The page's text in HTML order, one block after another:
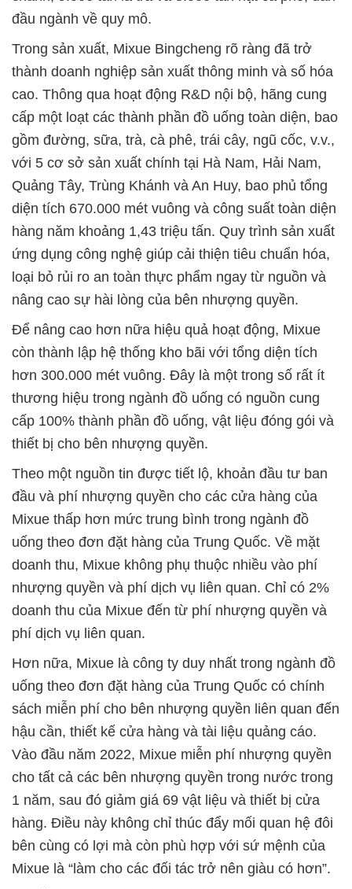
đầu ngành về quy mô.
Trong sản xuất, Mixue Bingcheng rõ ràng đã trở
thành doanh nghiệp sản xuất thông minh và số hóa
cao. Thông qua hoạt động R&D nội bộ, hãng cung
cấp một loạt các thành phần đồ uống toàn diện, bao
gồm đường, sữa, trà, cà phê, trái cây, ngũ cốc, v.v.,
với 5 cơ sở sản xuất chính tại Hà Nam, Hải Nam,
Quảng Tây, Trùng Khánh và An Huy, bao phủ tổng
diện tích 670.000 mét vuông và công suất toàn diện
hàng năm khoảng 1,43 triệu tấn. Quy trình sản xuất
ứng dụng công nghệ giúp cải thiện tiêu chuẩn hóa,
loại bỏ rủi ro an toàn thực phẩm ngay từ nguồn và
nâng cao sự hài lòng của bên nhượng quyền.
Để nâng cao hơn nữa hiệu quả hoạt động, Mixue
còn thành lập hệ thống kho bãi với tổng diện tích
hơn 300.000 mét vuông. Đây là một trong số rất ít
thương hiệu trong ngành đồ uống có nguồn cung
cấp 100% thành phần đồ uống, vật liệu đóng gói và
thiết bị cho bên nhượng quyền.
Theo một nguồn tin được tiết lộ, khoản đầu tư ban
đầu và phí nhượng quyền cho các cửa hàng của
Mixue thấp hơn mức trung bình trong ngành đồ
uống theo đơn đặt hàng của Trung Quốc. Về mặt
doanh thu, Mixue không phụ thuộc nhiều vào phí
nhượng quyền và phí dịch vụ liên quan. Chỉ có 2%
doanh thu của Mixue đến từ phí nhượng quyền và
phí dịch vụ liên quan.
Hơn nữa, Mixue là công ty duy nhất trong ngành đồ
uống theo đơn đặt hàng của Trung Quốc có chính
sách miễn phí cho bên nhượng quyền liên quan đến
hậu cần, thiết kế cửa hàng và tài liệu quảng cáo.
Vào đầu năm 2022, Mixue miễn phí nhượng quyền
cho tất cả các bên nhượng quyền trong nước trong
1 năm, sau đó giảm giá 69 vật liệu và thiết bị cửa
hàng. Điều này không chỉ thúc đẩy mối quan hệ đôi
bên cùng có lợi mà còn phù hợp với sứ mệnh của
Mixue là “làm cho các đối tác trở nên giàu có hơn”.